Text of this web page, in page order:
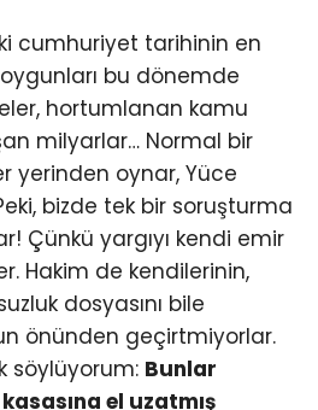
cumhuriyet tarihinin en
bu dönemde
hortumlanan kamu
milyarlar… Normal bir
yerinden oynar, Yüce
bizde tek bir soruşturma
Çünkü yargıyı kendi emir
Hakim de kendilerinin,
dosyasını bile
önünden geçirtmiyorlar.
söylüyorum: Bunlar
el uzatmış